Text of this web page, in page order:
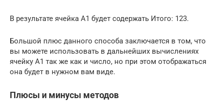
В результате ячейка A1 будет содержать Итого: 123.
Большой плюс данного способа заключается в том, что
вы можете использовать в дальнейших вычислениях
ячейку A1 так же как и число, но при этом отображаться
она будет в нужном вам виде.
Плюсы и минусы методов